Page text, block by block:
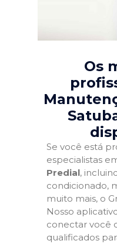
Os
Se você está
especialistas
Predial,
condicionado,
muito mais, o
Nosso
conectar você
qualificados